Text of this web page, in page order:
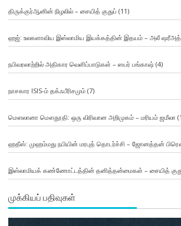
திருக்குர்ஆனின் நிழலில் – சையித் குதுப் (11)
ஹஜ்: உலகளாவிய இஸ்லாமிய இயக்கத்தின் இதயம் – அலீ
நபிவரலாற்றில் அதிகார வெளிப்பாடுகள் – ஸபர் பங்காஷ் (4)
நாசகார ISIS-ம் தக்ஃபீரிசமும்(7)
மௌலானா மௌதூதி: ஒரு விரிவான அறிமுகம் – மரியம் ஜமீலா
ஹதீஸ்: முஹம்மது நபியின் மரபுத் தொடர்ச்சி – ஜோனத்தன்
இஸ்லாமியக் கண்ணோட்டத்தின் தனித்தன்மைகள் – சையித்
முக்கியப் பதிவுகள்